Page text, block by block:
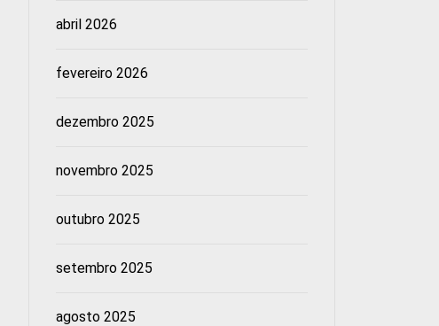
abril 2026
fevereiro 2026
dezembro 2025
novembro 2025
outubro 2025
setembro 2025
agosto 2025